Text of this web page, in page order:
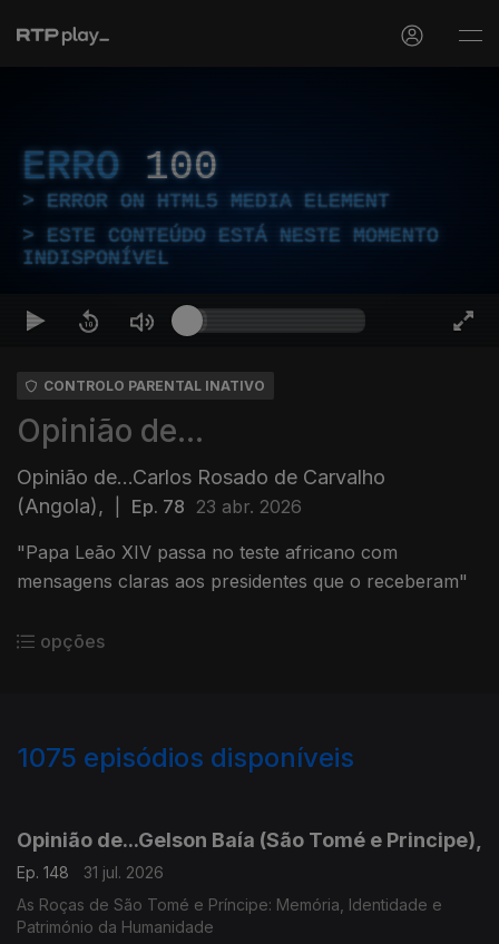
ERRO 100
ERROR ON HTML5 MEDIA ELEMENT
ESTE CONTEÚDO ESTÁ NESTE MOMENTO
INDISPONÍVEL
CONTROLO PARENTAL INATIVO
Opinião de...
Opinião de...Carlos Rosado de Carvalho
(Angola),
Ep. 78 23 abr. 2026
"Papa Leão XIV passa no teste africano com
mensagens claras aos presidentes que o receberam"
opções
1075 episódios disponíveis
Opinião de...Gelson Baía (São Tomé e Principe),
Ep. 148
31 jul. 2026
As Roças de São Tomé e Príncipe: Memória, Identidade e
Património da Humanidade